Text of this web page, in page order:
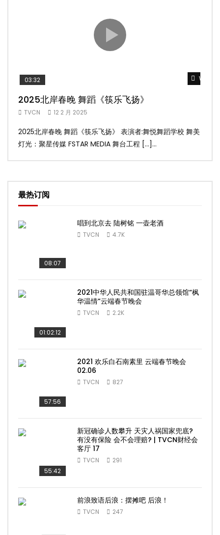
Watch
03:32
2025北岸春晚 舞蹈《筷乐飞扬》
TVCN 12 2 月 2025
2025北岸春晚 舞蹈《筷乐飞扬》 表演者:舞悦舞蹈学校 舞美
灯光：聚星传媒 FSTAR MEDIA 舞台工程 […]...
最热订阅
08:07
唱到北京去 陆树铭 一壶老酒
TVCN 4.7K
01:02:12
2021中华人民共和国驻温哥华总领馆“枫
华温情”云端春节晚会
TVCN 2.2K
57:56
2021 欢乐白石南素里 云端春节晚会
02.06
TVCN 827
55:42
新冠确诊人数攀升 天灾人祸国家兜底?
有没有保险 会不会理赔? | TVCN财经会
客厅 17
TVCN 291
前浪致语后浪：摆摊吧 后浪！
TVCN 247